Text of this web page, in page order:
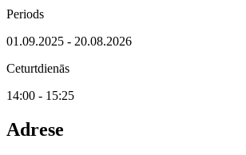
Periods
01.09.2025 - 20.08.2026
Ceturtdienās
14:00 - 15:25
Adrese